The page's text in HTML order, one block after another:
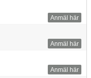
Anmäl här
Anmäl här
Anmäl här